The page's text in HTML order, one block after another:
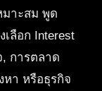
มาะสม พูด
ลือก Interest
, การตลาด
หา หรือธุรกิจ